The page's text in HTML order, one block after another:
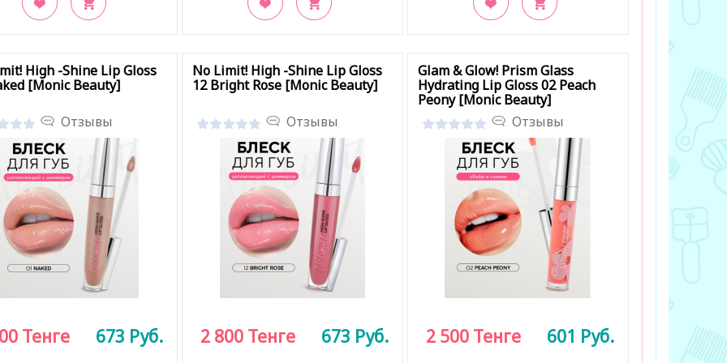
High -Shine Lip Gloss
[Monic Beauty]
Отзывы
Тенге 673 Руб.
No Limit! High -Shine Lip Gloss
12 Bright Rose [Monic Beauty]
Отзывы
2 800 Тенге 673 Руб.
Glam & Glow! Prism Glass
Hydrating Lip Gloss 02 Peach
Peony [Monic Beauty]
Отзывы
2 500 Тенге 601 Руб.